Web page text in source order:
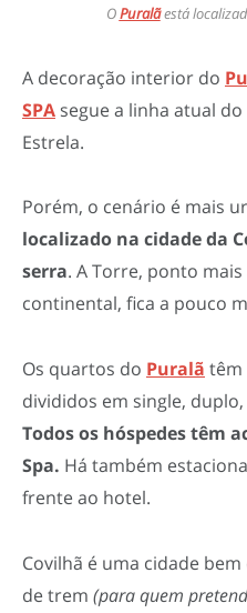
OPuralãestá
A decoração interior do
SPA segue a linha atual
Estrela.
Porém, o cenário é mais
localizado na cidade da
serra. A Torre, ponto
continental, fica a pouco
Os quartos do Puralã têm
divididos em single,
Todos os hóspedes têm
Spa. Há também
frente ao hotel.
Covilhã é uma cidade
de trem (para quem